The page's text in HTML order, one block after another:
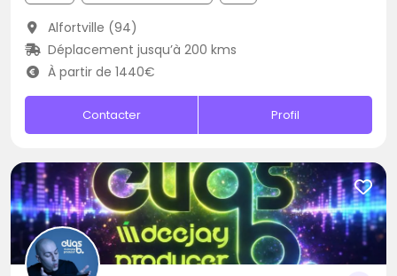
Alfortville (94)
Déplacement jusqu’à 200 kms
À partir de 1440€
Contacter Profil